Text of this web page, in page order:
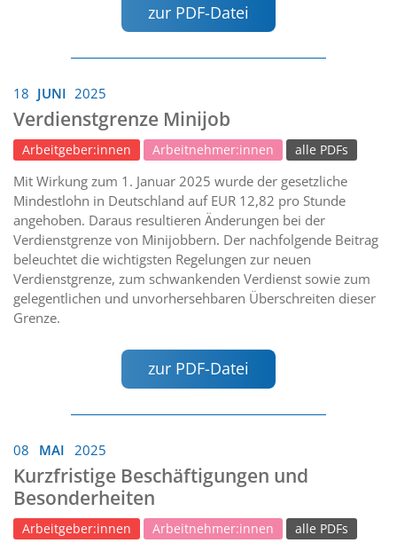
zur PDF-Datei
18 JUNI 2025
Verdienstgrenze Minijob
Arbeitgeber:innen Arbeitnehmer:innen alle PDFs
Mit Wirkung zum 1. Januar 2025 wurde der gesetzliche
Mindestlohn in Deutschland auf EUR 12,82 pro Stunde
angehoben. Daraus resultieren Änderungen bei der
Verdienstgrenze von Minijobbern. Der nachfolgende Beitrag
beleuchtet die wichtigsten Regelungen zur neuen
Verdienstgrenze, zum schwankenden Verdienst sowie zum
gelegentlichen und unvorhersehbaren Überschreiten dieser
Grenze.
zur PDF-Datei
08 MAI 2025
Kurzfristige Beschäftigungen und
Besonderheiten
Arbeitgeber:innen Arbeitnehmer:innen alle PDFs